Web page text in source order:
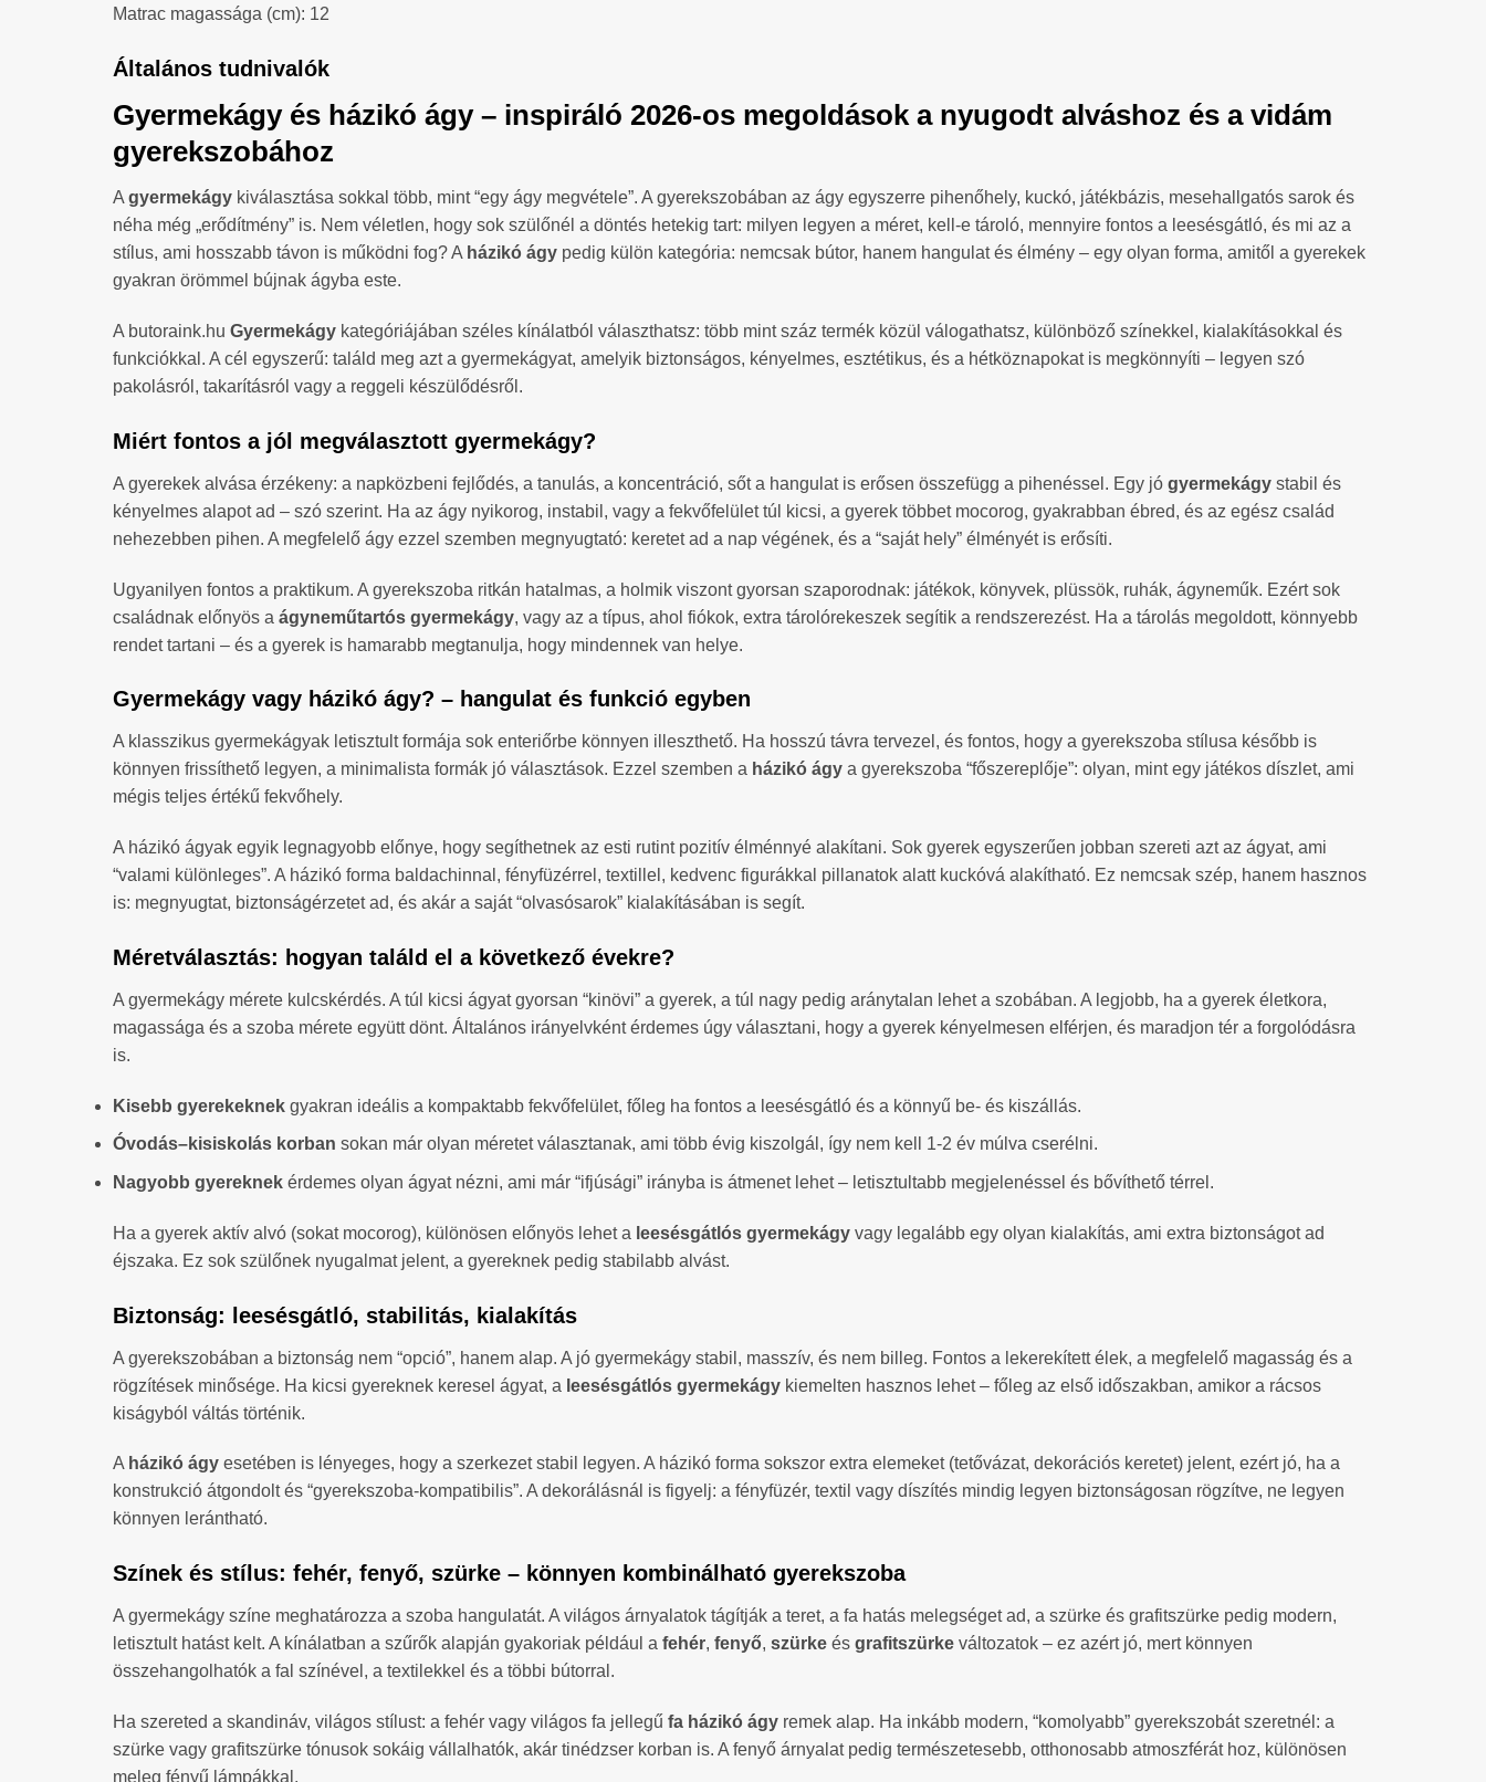
Matrac magassága (cm): 12
Általános tudnivalók
Gyermekágy és házikó ágy – inspiráló 2026-os megoldások a nyugodt alváshoz és a vidám
gyerekszobához
A gyermekágy kiválasztása sokkal több, mint “egy ágy megvétele”. A gyerekszobában az ágy egyszerre pihenőhely, kuckó, játékbázis, mesehallgatós sarok és
néha még „erődítmény” is. Nem véletlen, hogy sok szülőnél a döntés hetekig tart: milyen legyen a méret, kell-e tároló, mennyire fontos a leesésgátló, és mi az a
stílus, ami hosszabb távon is működni fog? A házikó ágy pedig külön kategória: nemcsak bútor, hanem hangulat és élmény – egy olyan forma, amitől a gyerekek
gyakran örömmel bújnak ágyba este.
A butoraink.hu Gyermekágy kategóriájában széles kínálatból választhatsz: több mint száz termék közül válogathatsz, különböző színekkel, kialakításokkal és
funkciókkal. A cél egyszerű: találd meg azt a gyermekágyat, amelyik biztonságos, kényelmes, esztétikus, és a hétköznapokat is megkönnyíti – legyen szó
pakolásról, takarításról vagy a reggeli készülődésről.
Miért fontos a jól megválasztott gyermekágy?
A gyerekek alvása érzékeny: a napközbeni fejlődés, a tanulás, a koncentráció, sőt a hangulat is erősen összefügg a pihenéssel. Egy jó gyermekágy stabil és
kényelmes alapot ad – szó szerint. Ha az ágy nyikorog, instabil, vagy a fekvőfelület túl kicsi, a gyerek többet mocorog, gyakrabban ébred, és az egész család
nehezebben pihen. A megfelelő ágy ezzel szemben megnyugtató: keretet ad a nap végének, és a “saját hely” élményét is erősíti.
Ugyanilyen fontos a praktikum. A gyerekszoba ritkán hatalmas, a holmik viszont gyorsan szaporodnak: játékok, könyvek, plüssök, ruhák, ágyneműk. Ezért sok
családnak előnyös a ágyneműtartós gyermekágy, vagy az a típus, ahol fiókok, extra tárolórekeszek segítik a rendszerezést. Ha a tárolás megoldott, könnyebb
rendet tartani – és a gyerek is hamarabb megtanulja, hogy mindennek van helye.
Gyermekágy vagy házikó ágy? – hangulat és funkció egyben
A klasszikus gyermekágyak letisztult formája sok enteriőrbe könnyen illeszthető. Ha hosszú távra tervezel, és fontos, hogy a gyerekszoba stílusa később is
könnyen frissíthető legyen, a minimalista formák jó választások. Ezzel szemben a házikó ágy a gyerekszoba “főszereplője”: olyan, mint egy játékos díszlet, ami
mégis teljes értékű fekvőhely.
A házikó ágyak egyik legnagyobb előnye, hogy segíthetnek az esti rutint pozitív élménnyé alakítani. Sok gyerek egyszerűen jobban szereti azt az ágyat, ami
“valami különleges”. A házikó forma baldachinnal, fényfüzérrel, textillel, kedvenc figurákkal pillanatok alatt kuckóvá alakítható. Ez nemcsak szép, hanem hasznos
is: megnyugtat, biztonságérzetet ad, és akár a saját “olvasósarok” kialakításában is segít.
Méretválasztás: hogyan találd el a következő évekre?
A gyermekágy mérete kulcskérdés. A túl kicsi ágyat gyorsan “kinövi” a gyerek, a túl nagy pedig aránytalan lehet a szobában. A legjobb, ha a gyerek életkora,
magassága és a szoba mérete együtt dönt. Általános irányelvként érdemes úgy választani, hogy a gyerek kényelmesen elférjen, és maradjon tér a forgolódásra
is.
Kisebb gyerekeknek gyakran ideális a kompaktabb fekvőfelület, főleg ha fontos a leesésgátló és a könnyű be- és kiszállás.
Óvodás–kisiskolás korban sokan már olyan méretet választanak, ami több évig kiszolgál, így nem kell 1-2 év múlva cserélni.
Nagyobb gyereknek érdemes olyan ágyat nézni, ami már “ifjúsági” irányba is átmenet lehet – letisztultabb megjelenéssel és bővíthető térrel.
Ha a gyerek aktív alvó (sokat mocorog), különösen előnyös lehet a leesésgátlós gyermekágy vagy legalább egy olyan kialakítás, ami extra biztonságot ad
éjszaka. Ez sok szülőnek nyugalmat jelent, a gyereknek pedig stabilabb alvást.
Biztonság: leesésgátló, stabilitás, kialakítás
A gyerekszobában a biztonság nem “opció”, hanem alap. A jó gyermekágy stabil, masszív, és nem billeg. Fontos a lekerekített élek, a megfelelő magasság és a
rögzítések minősége. Ha kicsi gyereknek keresel ágyat, a leesésgátlós gyermekágy kiemelten hasznos lehet – főleg az első időszakban, amikor a rácsos
kiságyból váltás történik.
A házikó ágy esetében is lényeges, hogy a szerkezet stabil legyen. A házikó forma sokszor extra elemeket (tetővázat, dekorációs keretet) jelent, ezért jó, ha a
konstrukció átgondolt és “gyerekszoba-kompatibilis”. A dekorálásnál is figyelj: a fényfüzér, textil vagy díszítés mindig legyen biztonságosan rögzítve, ne legyen
könnyen lerántható.
Színek és stílus: fehér, fenyő, szürke – könnyen kombinálható gyerekszoba
A gyermekágy színe meghatározza a szoba hangulatát. A világos árnyalatok tágítják a teret, a fa hatás melegséget ad, a szürke és grafitszürke pedig modern,
letisztult hatást kelt. A kínálatban a szűrők alapján gyakoriak például a fehér, fenyő, szürke és grafitszürke változatok – ez azért jó, mert könnyen
összehangolhatók a fal színével, a textilekkel és a többi bútorral.
Ha szereted a skandináv, világos stílust: a fehér vagy világos fa jellegű fa házikó ágy remek alap. Ha inkább modern, “komolyabb” gyerekszobát szeretnél: a
szürke vagy grafitszürke tónusok sokáig vállalhatók, akár tinédzser korban is. A fenyő árnyalat pedig természetesebb, otthonosabb atmoszférát hoz, különösen
meleg fényű lámpákkal.